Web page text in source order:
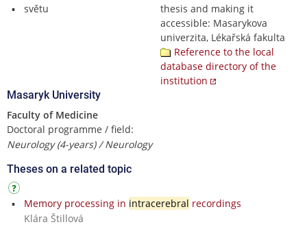
světu
thesis and making it
accessible: Masarykova
univerzita, Lékařská fakulta
Reference to the local
database directory of the
institution
Masaryk University
Faculty of Medicine
Doctoral programme / field:
Neurology (4-years) / Neurology
Theses on a related topic
Memory processing in intracerebral recordings
Klára Štillová